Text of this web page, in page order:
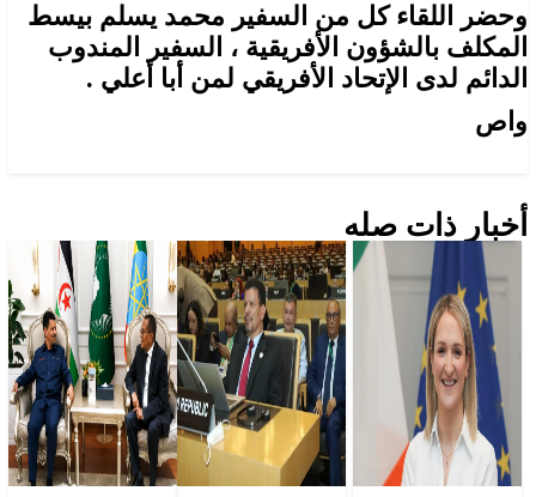
وحضر اللقاء كل من السفير محمد يسلم بيسط
المكلف بالشؤون الأفريقية ، السفير المندوب
الدائم لدى الإتحاد الأفريقي لمن أبا أعلي .
واص
أخبار ذات صله